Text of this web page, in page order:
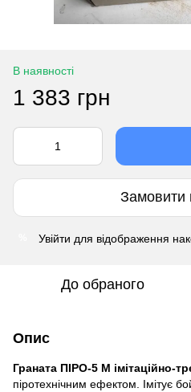
В наявності
1 383 грн
Замовити
Увійти для відображення
До обраного
Опис
Граната ПІРО-5 М імітаційно-
піротехнічним ефектом. Імітує